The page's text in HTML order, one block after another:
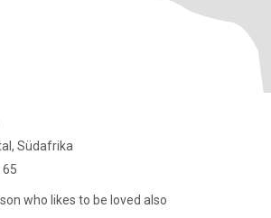
Südafrika
65
who likes to be loved also